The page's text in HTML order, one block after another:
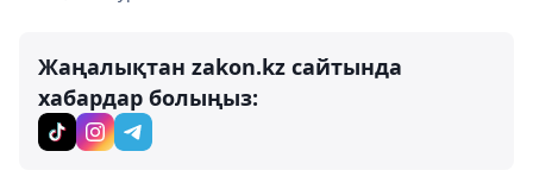
Жаңалықтан zakon.kz сайтында
хабардар болыңыз: